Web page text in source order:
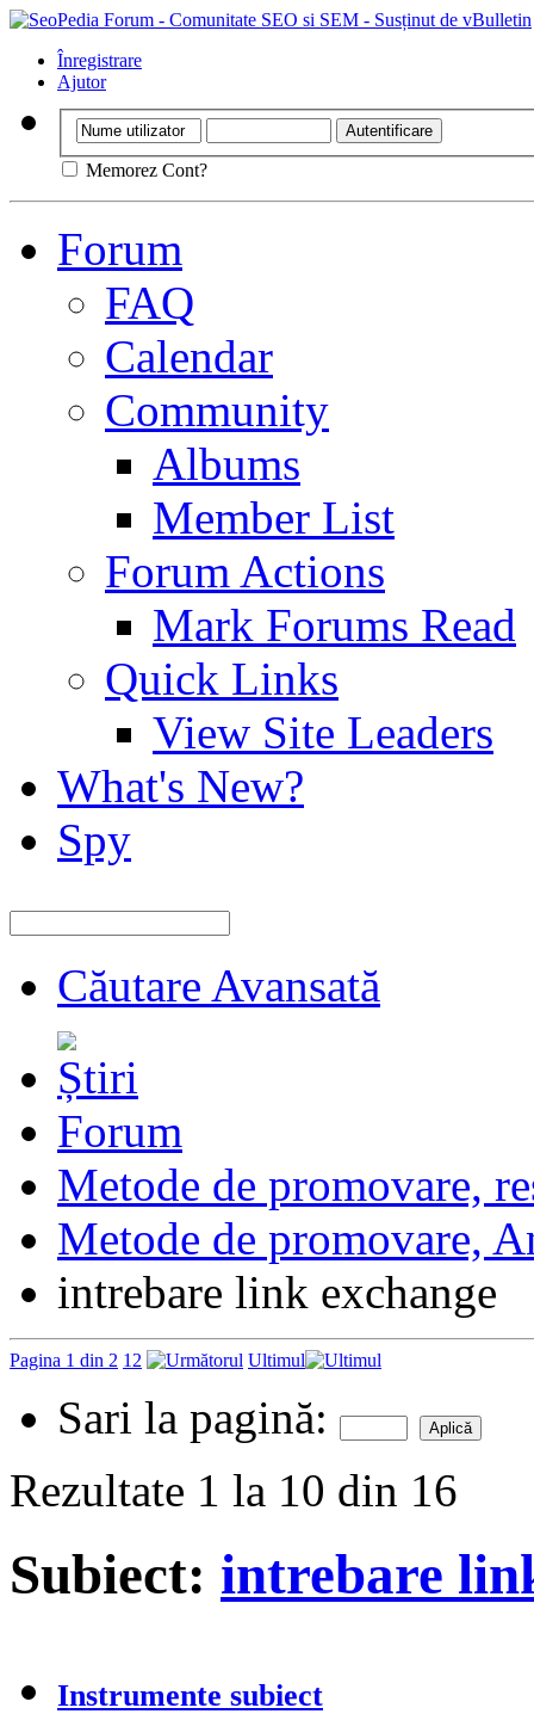
Înregistrare
Ajutor
Memorez Cont?
Forum
FAQ
Calendar
Community
Albums
Member List
Forum Actions
Mark Forums Read
Quick Links
View Site Leaders
What's New?
Spy
Căutare Avansată
Forum
Metode de promovare,
Metode de promovare,
intrebare link exchange
Pagina 1 din 2 1 2 Ultimul
Sari la pagină:
Rezultate 1 la 10 din 16
Subiect: intrebare
Instrumente subiect